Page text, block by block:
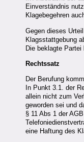
Einverständnis
Klagebegehren
Gegen dieses
Klagsstattgebung
Die beklagte
Rechtssatz
Der Berufung
In Punkt 3.1. der
allein nicht zum
geworden sei und
§ 11 Abs 1 der
eine Haftung des